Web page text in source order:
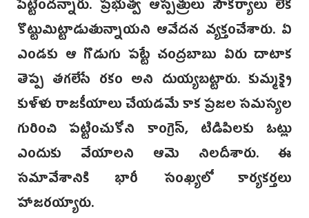
పెట్టిందన్నారు. ప్రభుత్వ ఆస్పత్రులు సౌకర్యాలు లేక
కొట్టుమిట్టాడుతున్నాయని ఆవేదన వ్యక్తంచేశారు. ఏ
ఎండకు ఆ గొడుగు పట్టే చంద్రబాబు ఏరు దాటాక
తెప్ప తగలేసే రకం అని దుయ్యబట్టారు. కుమ్మక్కై
కుళ్ళు రాజకీయాలు చేయడమే కాక ప్రజల సమస్యల
గురించి పట్టించుకోని కాంగ్రెస్‌, టిడిపిలకు ఓట్లు
ఎందుకు వేయాలని ఆమె నిలదీశారు. ఈ
సమావేశానికి భారీ సంఖ్యలో కార్యకర్తలు
హాజరయ్యారు.